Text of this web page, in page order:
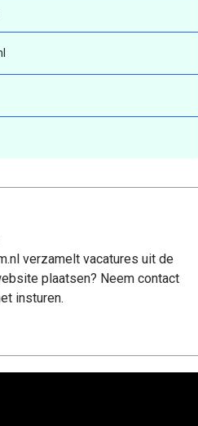
verzamelt vacatures uit de
plaatsen? Neem contact
insturen.